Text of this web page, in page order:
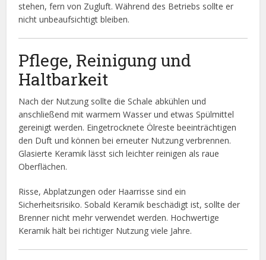
stehen, fern von Zugluft. Während des Betriebs sollte er
nicht unbeaufsichtigt bleiben.
Pflege, Reinigung und
Haltbarkeit
Nach der Nutzung sollte die Schale abkühlen und
anschließend mit warmem Wasser und etwas Spülmittel
gereinigt werden. Eingetrocknete Ölreste beeinträchtigen
den Duft und können bei erneuter Nutzung verbrennen.
Glasierte Keramik lässt sich leichter reinigen als raue
Oberflächen.
Risse, Abplatzungen oder Haarrisse sind ein
Sicherheitsrisiko. Sobald Keramik beschädigt ist, sollte der
Brenner nicht mehr verwendet werden. Hochwertige
Keramik hält bei richtiger Nutzung viele Jahre.